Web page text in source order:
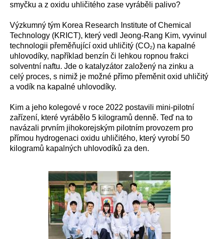
smyčku a z oxidu uhličitého zase vyráběli palivo?
Výzkumný tým Korea Research Institute of Chemical
Technology (KRICT), který vedl Jeong-Rang Kim, vyvinul
technologii přeměňující oxid uhličitý (CO₂) na kapalné
uhlovodíky, například benzín či lehkou ropnou frakci
solventní naftu. Jde o katalyzátor založený na zinku a
celý proces, s nimiž je možné přímo přeměnit oxid uhličitý
a vodík na kapalné uhlovodíky.
Kim a jeho kolegové v roce 2022 postavili mini-pilotní
zařízení, které vyrábělo 5 kilogramů denně. Teď na to
navázali prvním jihokorejským pilotním provozem pro
přímou hydrogenaci oxidu uhličitého, který vyrobí 50
kilogramů kapalných uhlovodíků za den.